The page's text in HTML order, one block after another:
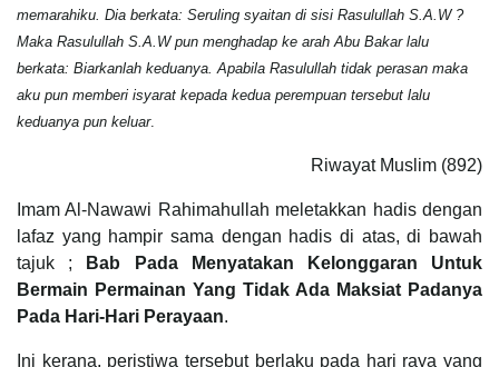
memarahiku. Dia berkata: Seruling syaitan di sisi Rasulullah S.A.W ?
Maka Rasulullah S.A.W pun menghadap ke arah Abu Bakar lalu
berkata: Biarkanlah keduanya. Apabila Rasulullah tidak perasan maka
aku pun memberi isyarat kepada kedua perempuan tersebut lalu
keduanya pun keluar.
Riwayat Muslim (892)
Imam Al-Nawawi Rahimahullah meletakkan hadis dengan
lafaz yang hampir sama dengan hadis di atas, di bawah
tajuk ;
Bab Pada Menyatakan Kelonggaran Untuk
Bermain Permainan Yang Tidak Ada Maksiat Padanya
Pada Hari-Hari Perayaan.
Ini kerana, peristiwa tersebut berlaku pada hari raya yang